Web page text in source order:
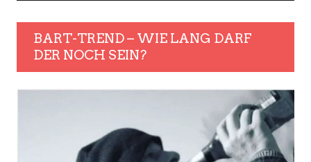
BART-TREND – WIE LANG DARF
DER NOCH SEIN?